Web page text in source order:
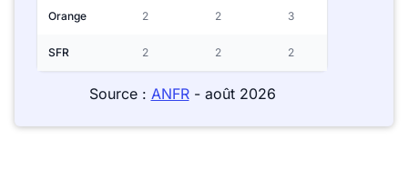
Orange 2 2 3
SFR 2 2 2
Source : ANFR- août 2026